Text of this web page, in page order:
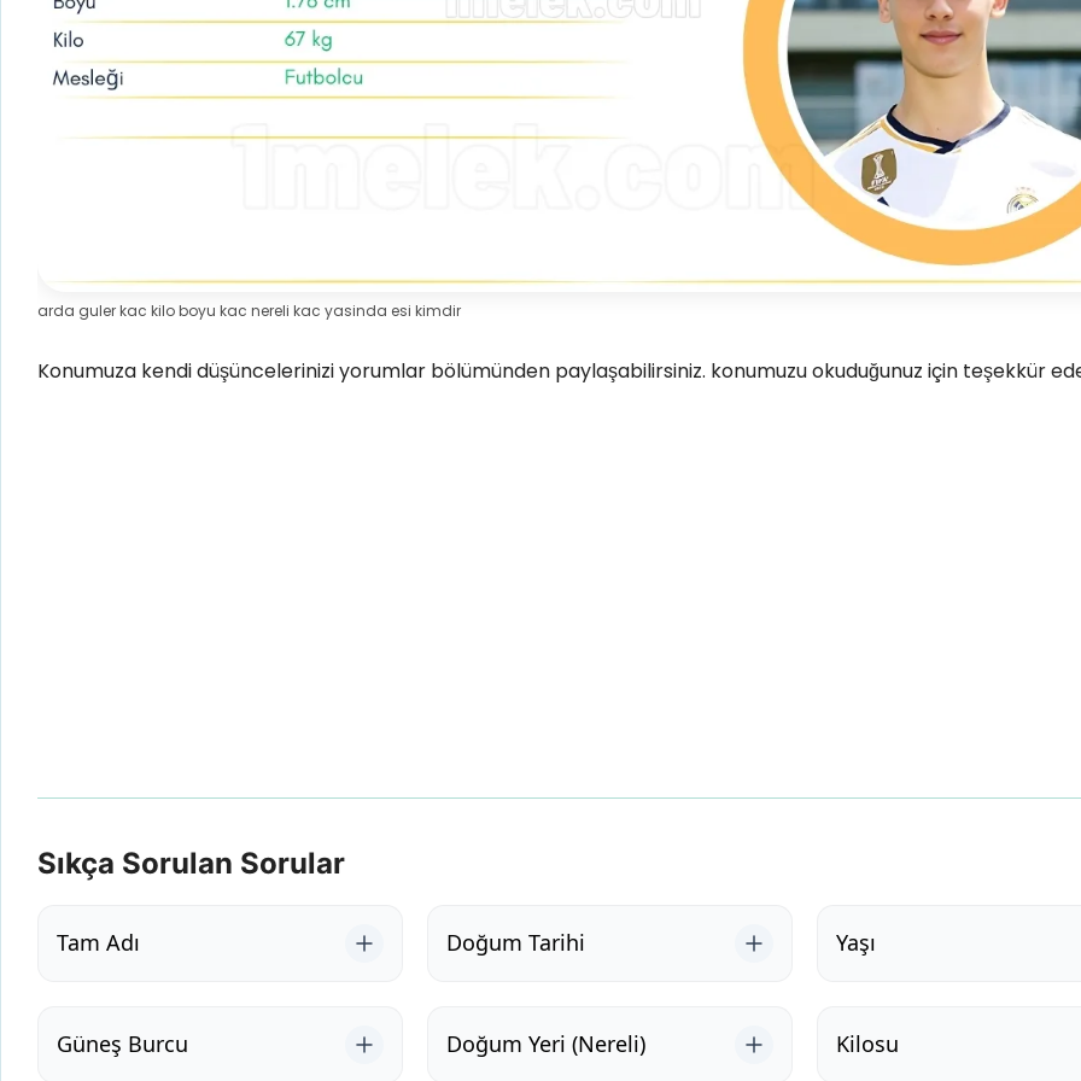
arda guler kac kilo boyu kac nereli kac yasinda esi kimdir
Konumuza kendi düşüncelerinizi yorumlar bölümünden paylaşabilirsiniz. konumuzu okuduğunuz için teşekkür
Sıkça Sorulan Sorular
Tam Adı Doğum Tarihi Yaşı
Güneş Burcu Doğum Yeri (Nereli) Kilosu